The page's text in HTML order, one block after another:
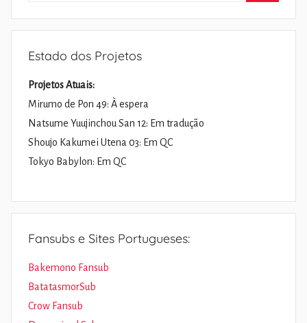
Estado dos Projetos
Projetos Atuais:
Mirumo de Pon 49: À espera
Natsume Yuujinchou San 12: Em tradução
Shoujo Kakumei Utena 03: Em QC
Tokyo Babylon: Em QC
Fansubs e Sites Portugueses:
Bakemono Fansub
BatatasmorSub
Crow Fansub